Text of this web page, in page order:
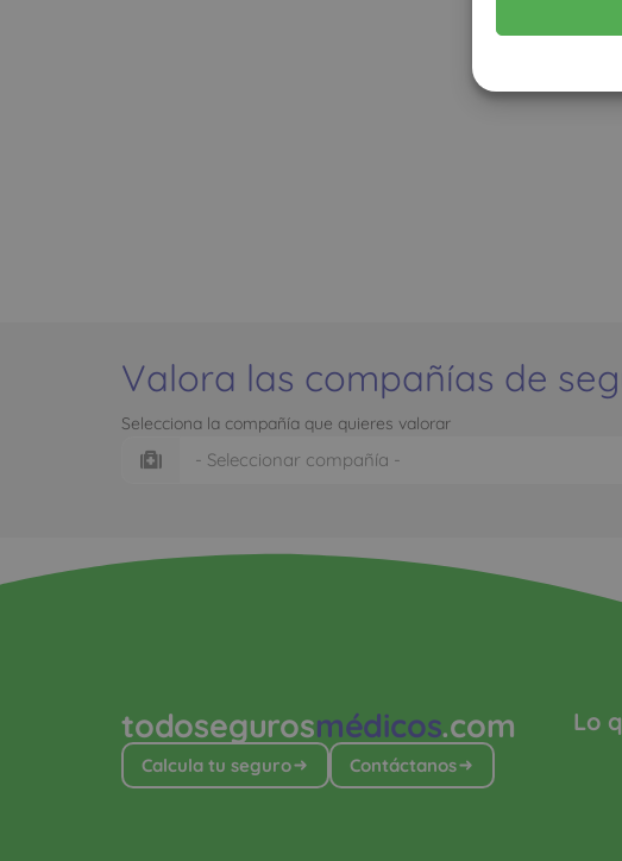
Valora las compañías de
Selecciona la compañía que quieres valorar
todosegurosmédicos.com
Calcula tu seguro Contáctanos
Lo